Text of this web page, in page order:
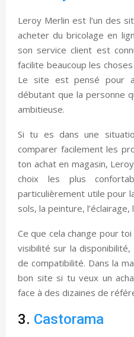
Leroy Merlin est l’un des
acheter du bricolage en
son service client est
facilite beaucoup les
Le site est pensé pour
débutant que la personne
ambitieuse.
Si tu es dans une
comparer facilement les
ton achat en magasin,
choix les plus
particulièrement utile pour
sols, la peinture,
Ce que cela change pour
visibilité sur la
de compatibilité. Dans la
bon site si tu veux un
face à des dizaines de
3. Castorama